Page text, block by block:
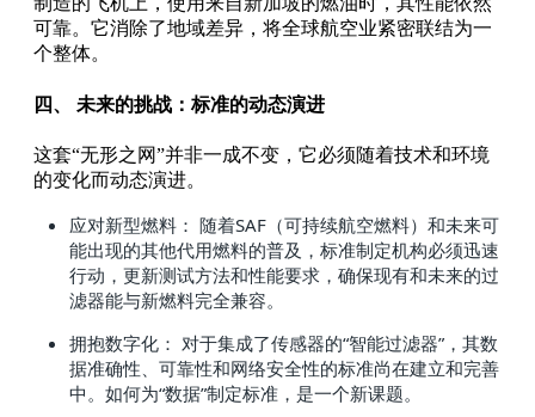
可靠。它消除了地域差异，将全球航空业紧密联结为一
个整体。
四、 未来的挑战：标准的动态演进
这套“无形之网”并非一成不变，它必须随着技术和环境
的变化而动态演进。
应对新型燃料： 随着SAF（可持续航空燃料）和未来可
能出现的其他代用燃料的普及，标准制定机构必须迅速
行动，更新测试方法和性能要求，确保现有和未来的过
滤器能与新燃料完全兼容。
拥抱数字化： 对于集成了传感器的“智能过滤器”，其数
据准确性、可靠性和网络安全性的标准尚在建立和完善
中。如何为“数据”制定标准，是一个新课题。